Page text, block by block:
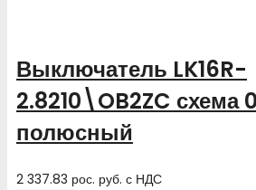
Выключатель LK16R-
2.8210\OB2ZC схема
полюсный
2 337.83 рос. руб. с НДС